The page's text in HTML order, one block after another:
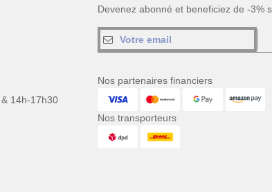
14h-17h30
Devenez abonné et beneficiez de -3%
Nos partenaires financiers
Nos transporteurs